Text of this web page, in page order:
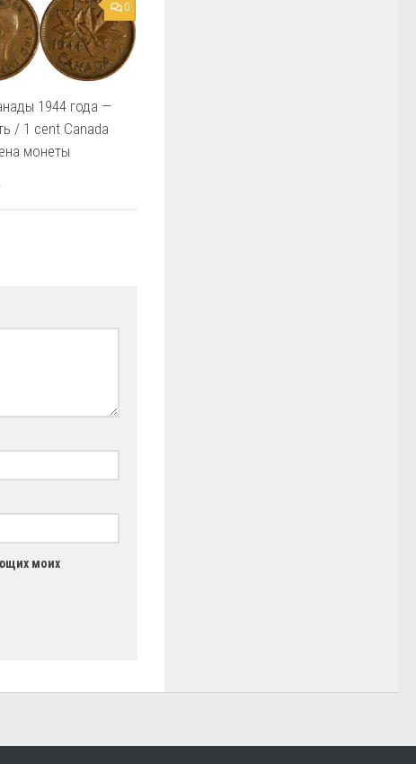
0
1944 года —
/ 1 cent Canada
монеты
моих